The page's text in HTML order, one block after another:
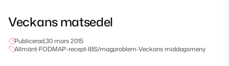
Veckans matsedel
Publicerad,30 mars 2015
Allmänt•FODMAP-recept•IBS/magproblem•Veckans middagsmeny